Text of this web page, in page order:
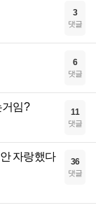
3
댓글
6
댓글
거임? 11
댓글
자랑했다
36
댓글